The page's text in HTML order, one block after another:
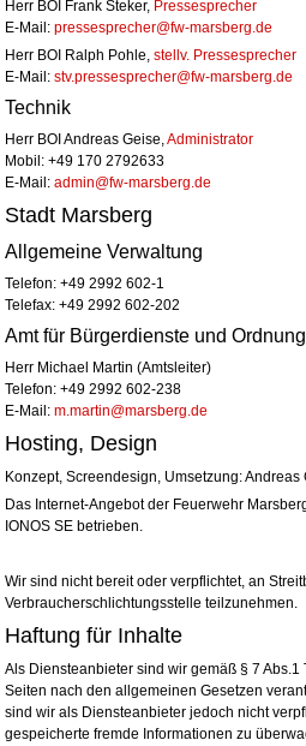
Herr BOI Frank Steker, Pressesprecher
E-Mail:pressesprecher@fw-marsberg.de
Herr BOI Ralph Pohle,stellv. Pressesprecher
E-Mail:stv.pressesprecher@fw-marsberg.de
Technik
Herr BOI Andreas Geise,Administrator
Mobil: +49 170 2792633
E-Mail:admin@fw-marsberg.de
Stadt Marsberg
Allgemeine Verwaltung
Telefon: +49 2992 602-1
Telefax: +49 2992 602-202
Amt für Bürgerdienste und Ordnung
Herr Michael Martin (Amtsleiter)
Telefon: +49 2992 602-238
E-Mail:m.martin@marsberg.de
Hosting, Design
Konzept, Screendesign, Umsetzung: Andreas
Das Internet-Angebot der Feuerwehr
IONOS SE betrieben.
Wir sind nicht bereit oder verpflichtet, an
Verbraucherschlichtungsstelle teilzunehmen.
Haftung für Inhalte
Als Diensteanbieter sind wir gemäß § 7
Seiten nach den allgemeinen Gesetzen
sind wir als Diensteanbieter jedoch nicht
gespeicherte fremde Informationen zu